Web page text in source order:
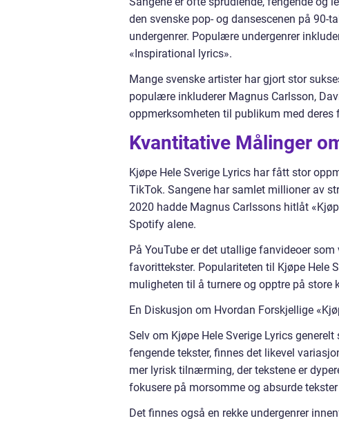
den svenske pop- og dansescenen på
undergenrer. Populære undergenrer
«Inspirational lyrics».
Mange svenske artister har gjort stor
populære inkluderer Magnus Carlsson,
oppmerksomheten til publikum med
Kvantitative Målinger
Kjøpe Hele Sverige Lyrics har fått stor
TikTok. Sangene har samlet millioner av
2020 hadde Magnus Carlssons hitlåt
Spotify alene.
På YouTube er det utallige fanvideoer
favorittekster. Populariteten til Kjøpe Hele
muligheten til å turnere og opptre på store
En Diskusjon om Hvordan Forskjellige
Selv om Kjøpe Hele Sverige Lyrics
fengende tekster, finnes det likevel
mer lyrisk tilnærming, der tekstene er
fokusere på morsomme og absurde
Det finnes også en rekke undergenrer